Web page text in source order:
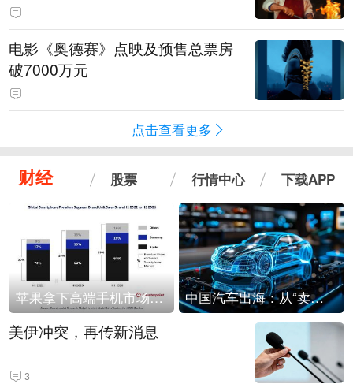
电影《奥德赛》点映及预售总票房
破7000万元
点击查看更多
财经 股票 行情中心 下载APP
苹果拿下高端手机市场65%的份额：iPhone 17系列功不可没 中国汽车出海：从“卖出去”到“走进去”
美伊冲突，再传新消息
3